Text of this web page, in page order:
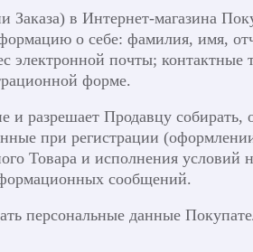
в Интернет-магазина
о себе: фамилия, имя,
электронной почты;
форме.
и разрешает Продавцу собирать,
при регистрации
Товара и исполнения условий
сообщений.
персональные данные